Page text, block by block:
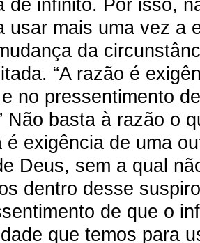
de infinito. Por isso,
usar mais uma vez a
da
“A razão é
no pressentimento
Não basta à razão o
é exigência de uma
Deus, sem a qual
dentro desse
de que o
que temos para